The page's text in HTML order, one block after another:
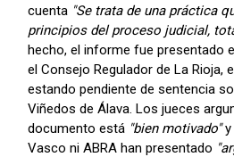
cuenta "Se trata de una práctica
principios del proceso judicial,
hecho, el informe fue presentado
el Consejo Regulador de La Rioja,
estando pendiente de sentencia
Viñedos de Álava. Los jueces
documento está "bien motivado"y
Vasco ni ABRA han presentado